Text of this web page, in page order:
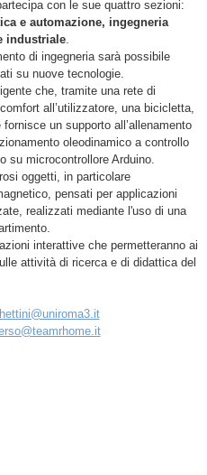
con le sue quattro sezioni:
e automazione, ingegneria
industriale.
di ingegneria sarà possibile
su nuove tecnologie.
che, tramite una rete di
all’utilizzatore, una bicicletta,
un supporto all’allenamento
oleodinamico a controllo
su microcontrollore Arduino.
oggetti, in particolare
pensati per applicazioni
realizzati mediante l'uso di una
interattive che permetteranno ai
attività di ricerca e di didattica del